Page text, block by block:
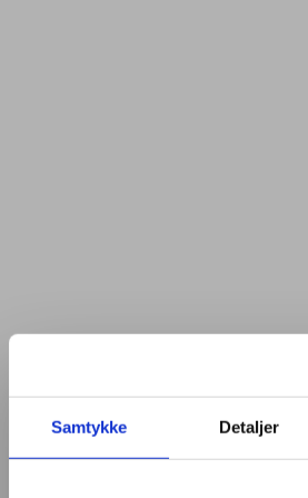
Samtykke Detaljer